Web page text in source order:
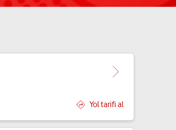
Yol tarifi al